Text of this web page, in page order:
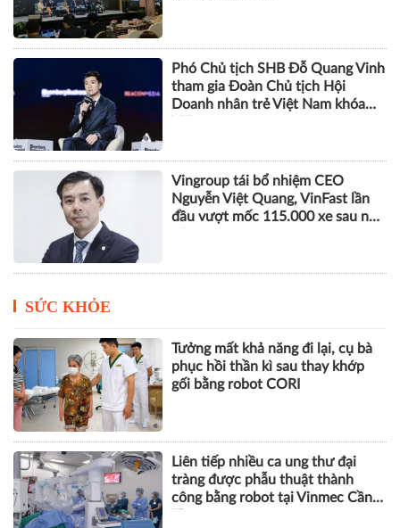
Phó Chủ tịch SHB Đỗ Quang Vinh
tham gia Đoàn Chủ tịch Hội
Doanh nhân trẻ Việt Nam khóa
Vingroup tái bổ nhiệm CEO
Nguyễn Việt Quang, VinFast lần
đầu vượt mốc 115.000 xe sau nửa
SỨC KHỎE
Tưởng mất khả năng đi lại, cụ bà
phục hồi thần kì sau thay khớp
gối bằng robot CORI
Liên tiếp nhiều ca ung thư đại
tràng được phẫu thuật thành
công bằng robot tại Vinmec Cần